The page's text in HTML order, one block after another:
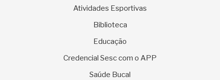
Atividades Esportivas
Biblioteca
Educação
Credencial Sesc com o APP
Saúde Bucal